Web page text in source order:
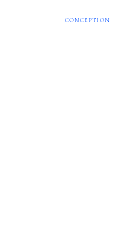
CONCEPTION